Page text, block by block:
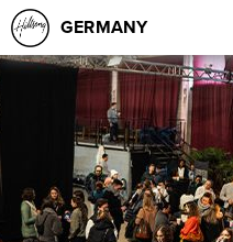
GERMANY